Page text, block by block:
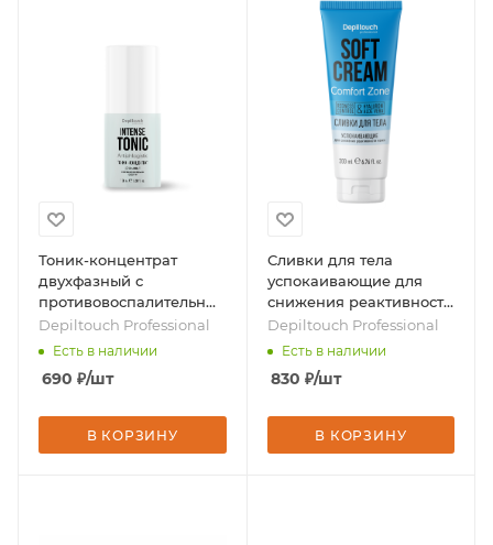
Тоник-концентрат
двухфазный с
противовоспалительным
эффектом, 100 мл ,
бренд - Depiltouch
Depiltouch Professional
Есть в наличии
690 ₽/шт
В КОРЗИНУ
Сливки для тела
успокаивающие для
снижения реактивности
кожи, 200 мл, бренд -
Depiltouch Professional
Depiltouch Professional
Есть в наличии
830 ₽/шт
В КОРЗИНУ